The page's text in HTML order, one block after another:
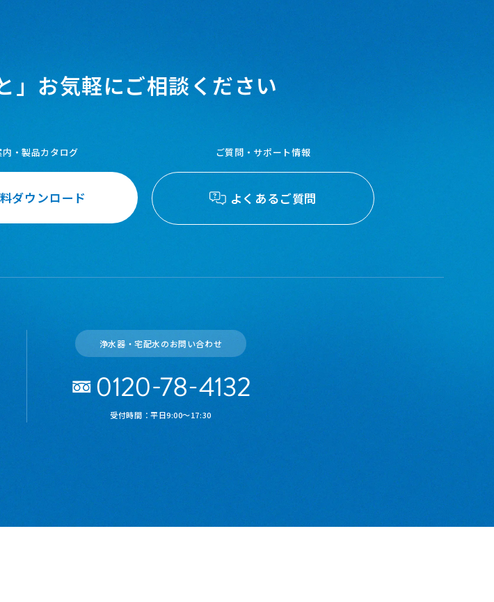
お気軽にご相談ください
・製品カタログ
ダウンロード
ご質問・サポート情報
よくあるご質問
浄水器・宅配水のお問い合わせ
受付時間：平日9:00～17:30